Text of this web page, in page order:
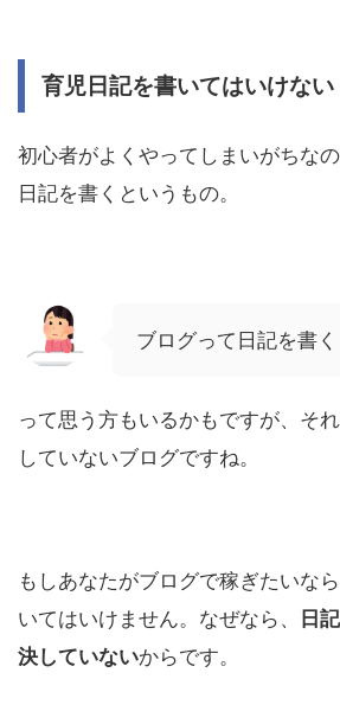
育児日記を書いてはいけない
初心者がよくやってしまいがちな
日記を書くというもの。
ブログって日記を書
って思う方もいるかもですが、そ
していないブログですね。
もしあなたがブログで稼ぎたいな
いてはいけません。なぜなら、
日
決していないからです。